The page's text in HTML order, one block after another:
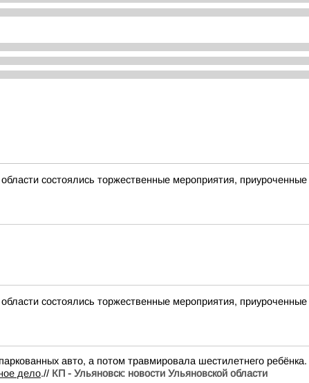
состоялись торжественные мероприятия,
состоялись торжественные мероприятия,
авто, а потом травмировала шестилетнего
дело.// КП - Ульяновск: новости Ульяновской области